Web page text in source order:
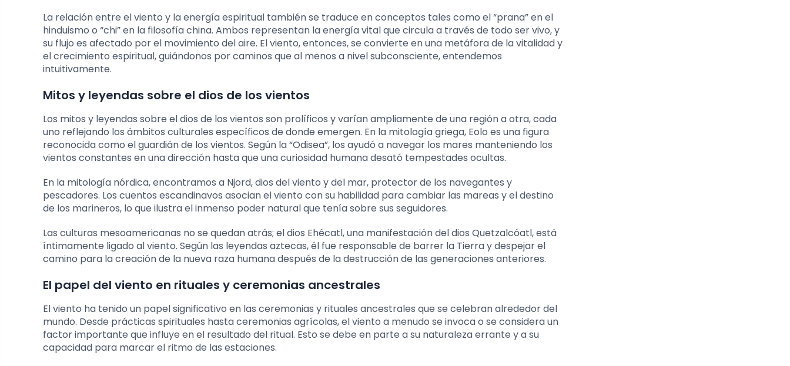
La relación entre el viento y la energía espiritual también se traduce en conceptos tales como el “prana” en el
hinduismo o “chi” en la filosofía china. Ambos representan la energía vital que circula a través de todo ser vivo, y
su flujo es afectado por el movimiento del aire. El viento, entonces, se convierte en una metáfora de la vitalidad y
el crecimiento espiritual, guiándonos por caminos que al menos a nivel subconsciente, entendemos
intuitivamente.
Mitos y leyendas sobre el dios de los vientos
Los mitos y leyendas sobre el dios de los vientos son prolíficos y varían ampliamente de una región a otra, cada
uno reflejando los ámbitos culturales específicos de donde emergen. En la mitología griega, Eolo es una figura
reconocida como el guardián de los vientos. Según la “Odisea”, los ayudó a navegar los mares manteniendo los
vientos constantes en una dirección hasta que una curiosidad humana desató tempestades ocultas.
En la mitología nórdica, encontramos a Njord, dios del viento y del mar, protector de los navegantes y
pescadores. Los cuentos escandinavos asocian el viento con su habilidad para cambiar las mareas y el destino
de los marineros, lo que ilustra el inmenso poder natural que tenía sobre sus seguidores.
Las culturas mesoamericanas no se quedan atrás; el dios Ehécatl, una manifestación del dios Quetzalcóatl, está
íntimamente ligado al viento. Según las leyendas aztecas, él fue responsable de barrer la Tierra y despejar el
camino para la creación de la nueva raza humana después de la destrucción de las generaciones anteriores.
El papel del viento en rituales y ceremonias ancestrales
El viento ha tenido un papel significativo en las ceremonias y rituales ancestrales que se celebran alrededor del
mundo. Desde prácticas spirituales hasta ceremonias agrícolas, el viento a menudo se invoca o se considera un
factor importante que influye en el resultado del ritual. Esto se debe en parte a su naturaleza errante y a su
capacidad para marcar el ritmo de las estaciones.